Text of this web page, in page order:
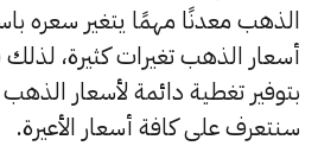
الذهب معدنًا مهمًا يتغير سعره
بتوفير تغطية دائمة لأسعار
سنتعرف على كافة أسعار الأعيرة.